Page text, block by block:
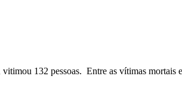
132 pessoas. Entre as vítimas mortais